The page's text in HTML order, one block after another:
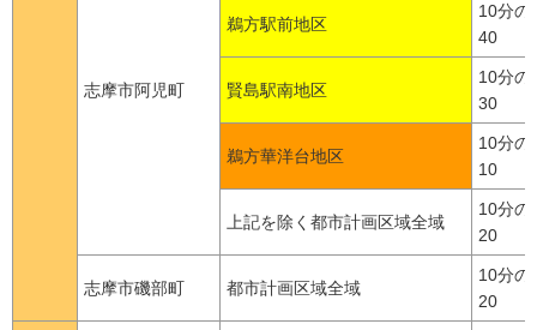
志摩市阿児町
鵜方駅前地区
10分の
40
賢島駅南地区
10分の
30
鵜方華洋台地区
10分の
10
上記を除く都市計画区域全域
10分の
20
志摩市磯部町 都市計画区域全域
10分の
20